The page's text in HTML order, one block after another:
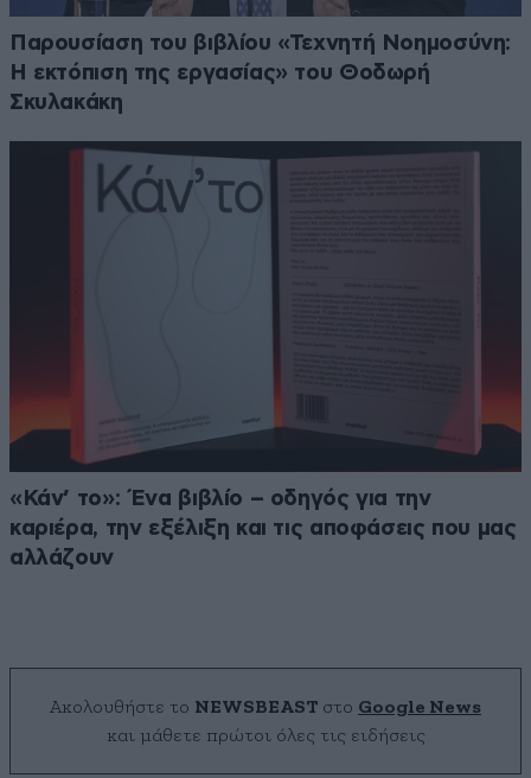
Παρουσίαση του βιβλίου «Τεχνητή Νοημοσύνη:
Η εκτόπιση της εργασίας» του Θοδωρή
Σκυλακάκη
«Κάν’ το»: Ένα βιβλίο – οδηγός για την
καριέρα, την εξέλιξη και τις αποφάσεις που μας
αλλάζουν
Ακολουθήστε το NEWSBEAST στο Google News
και μάθετε πρώτοι όλες τις ειδήσεις